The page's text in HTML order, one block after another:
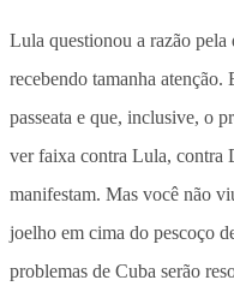
Lula questionou a razão pela
recebendo tamanha atenção.
passeata e que, inclusive, o
ver faixa contra Lula, contra
manifestam. Mas você não
joelho em cima do pescoço
problemas de Cuba serão